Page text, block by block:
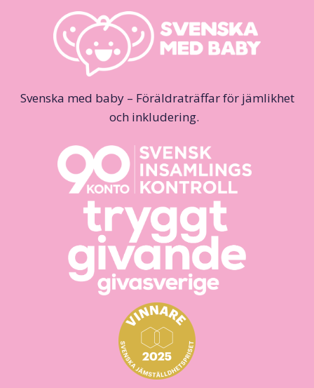
Svenska med baby – Föräldraträffar för jämlikhet
och inkludering.